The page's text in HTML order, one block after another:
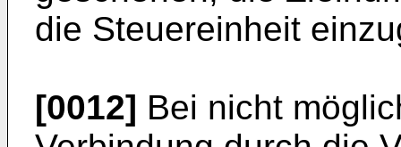
die Steuereinheit
[0012] Bei nicht